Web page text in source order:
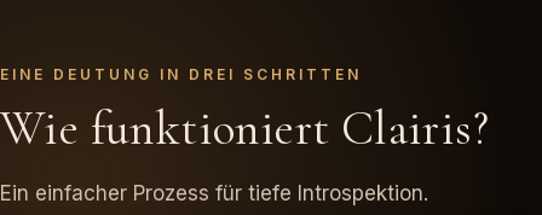
EINE DEUTUNG IN DREI SCHRITTEN
Wie funktioniert Clairis?
Ein einfacher Prozess für tiefe Introspektion.